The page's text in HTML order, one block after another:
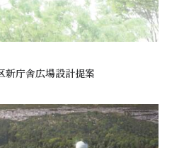
新庁舎広場設計提案